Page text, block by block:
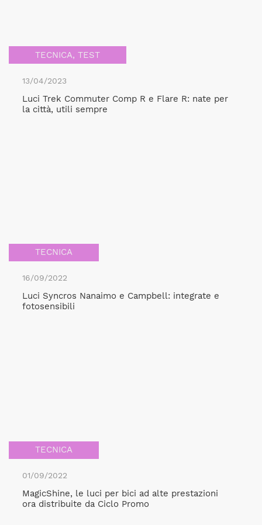
TECNICA, TEST
13/04/2023
Luci Trek Commuter Comp R e Flare R: nate per
la città, utili sempre
TECNICA
16/09/2022
Luci Syncros Nanaimo e Campbell: integrate e
fotosensibili
TECNICA
01/09/2022
MagicShine, le luci per bici ad alte prestazioni
ora distribuite da Ciclo Promo